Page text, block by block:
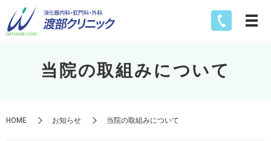
当院の取組みについて
HOME お知らせ 当院の取組みについて